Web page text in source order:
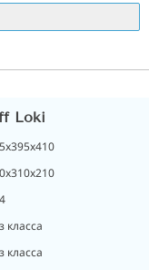
Loki
класса
класса